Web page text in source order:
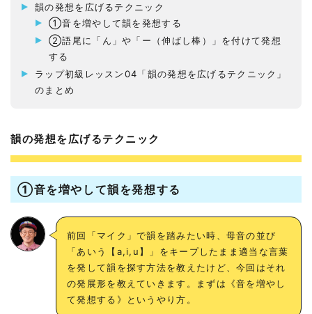
韻の発想を広げるテクニック
①音を増やして韻を発想する
②語尾に「ん」や「ー（伸ばし棒）」を付けて発想
する
ラップ初級レッスン04「韻の発想を広げるテクニック」
のまとめ
韻の発想を広げるテクニック
①音を増やして韻を発想する
前回「マイク」で韻を踏みたい時、母音の並び
「あいう【a,i,u】」をキープしたまま適当な言葉
を発して韻を探す方法を教えたけど、今回はそれ
の発展形を教えていきます。まずは《音を増やし
て発想する》というやり方。